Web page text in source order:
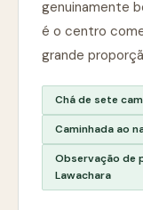
genuinamente
é o centro
grande
Chá de sete
Caminhada ao
Observação de
Lawachara